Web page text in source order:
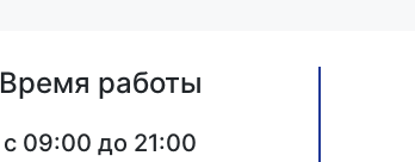
Время работы
c 09:00 до 21:00